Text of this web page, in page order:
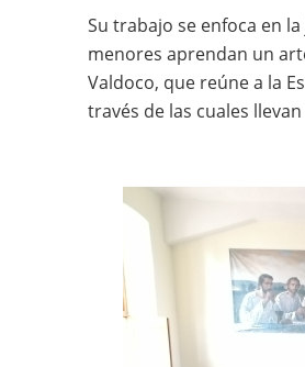
Su trabajo se enfoca en
menores aprendan un
Valdoco, que reúne a la
través de las cuales
Imagen